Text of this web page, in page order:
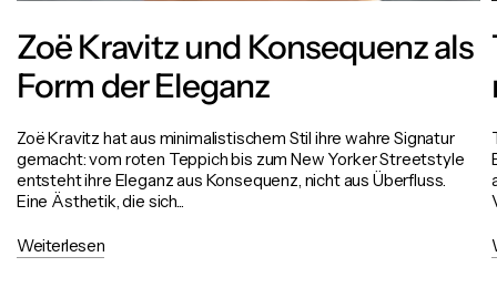
Zoë Kravitz und Konsequenz als
Form der Eleganz
Zoë Kravitz hat aus minimalistischem Stil ihre wahre Signatur
gemacht: vom roten Teppich bis zum New Yorker Streetstyle
entsteht ihre Eleganz aus Konsequenz, nicht aus Überfluss.
Eine Ästhetik, die sich...
Weiterlesen